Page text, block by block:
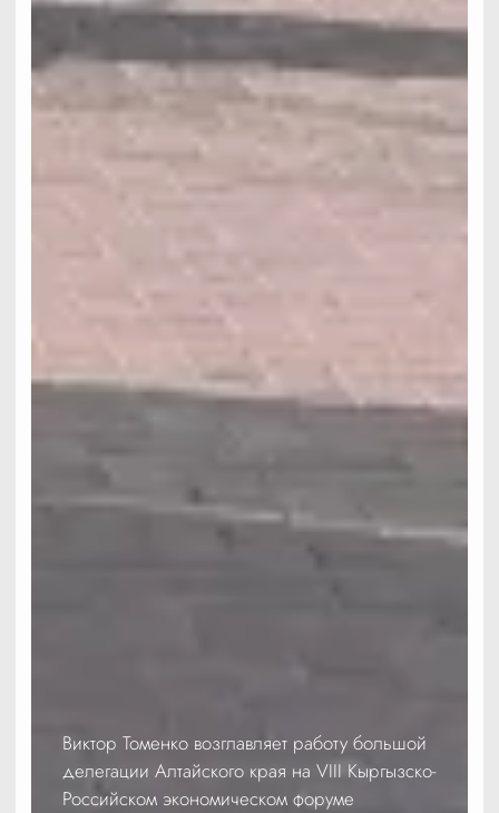
Виктор Томенко возглавляет работу большой
делегации Алтайского края на VIII Кыргызско-
Российском экономическом форуме